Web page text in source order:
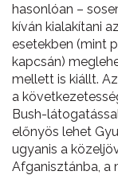
hasonlóan –
kíván kialakítani
esetekben (mint
kapcsán)
mellett is kiállt.
a
Bush-
előnyös lehet
ugyanis a
Afganisztánba, a